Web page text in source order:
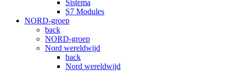
Sistema
S7 Modules
NORD-groep
back
NORD-groep
Nord wereldwijd
back
Nord wereldwijd